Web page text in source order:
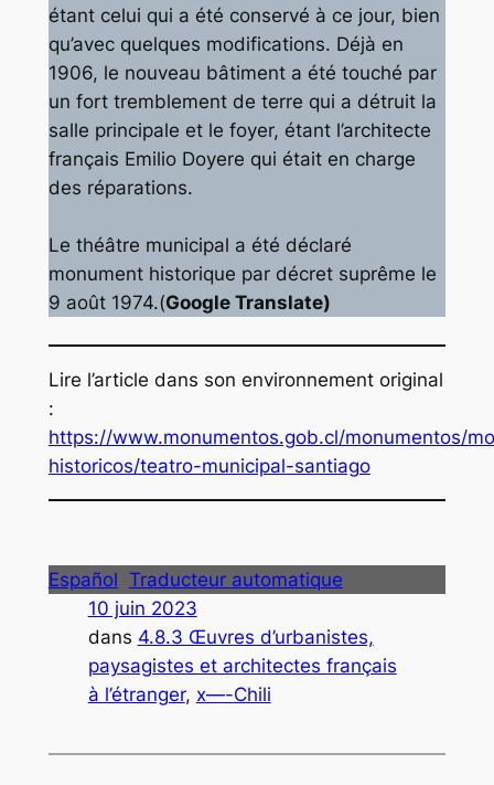
étant celui qui a été conservé à ce jour, bien
qu’avec quelques modifications. Déjà en
1906, le nouveau bâtiment a été touché par
un fort tremblement de terre qui a détruit la
salle principale et le foyer, étant l’architecte
français Emilio Doyere qui était en charge
des réparations.
Le théâtre municipal a été déclaré
monument historique par décret suprême le
9 août 1974.(Google Translate)
Lire l’article dans son environnement original
:
https://www.monumentos.gob.cl/monumentos/
historicos/teatro-municipal-santiago
Español Traducteur automatique
10 juin 2023
dans 4.8.3 Œuvres d’urbanistes,
paysagistes et architectes français
à l’étranger, x—-Chili